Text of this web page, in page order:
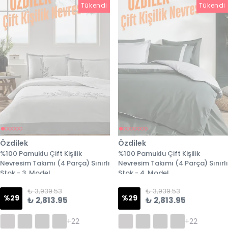
Tükendi Tükendi
Özdilek
%100 Pamuklu Çift Kişilik
Nevresim Takımı (4 Parça) Sınırlı
Stok - 3. Model
%29
₺ 3,939.53
₺ 2,813.95
+22
Tükendi
Özdilek
%100 Pamuklu Çift Kişilik
Nevresim Takımı (4 Parça) Sınırlı
Stok - 4. Model
%29
₺ 3,939.53
₺ 2,813.95
+22